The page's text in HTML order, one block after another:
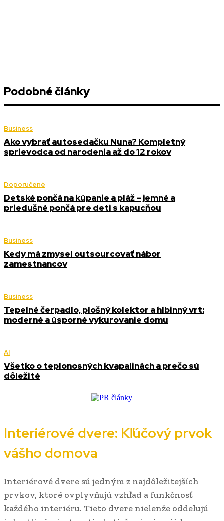
Podobné články
Business
Ako vybrať autosedačku Nuna? Kompletný
sprievodca od narodenia až do 12 rokov
Doporučené
Detské pončá na kúpanie a pláž – jemné a
priedušné pončá pre deti s kapucňou
Business
Kedy má zmysel outsourcovať nábor
zamestnancov
Business
Tepelné čerpadlo, plošný kolektor a hlbinný vrt:
moderné a úsporné vykurovanie domu
AI
Všetko o teplonosných kvapalinách a prečo sú
dôležité
Interiérové dvere: Kľúčový prvok
vášho domova
Interiérové dvere sú jedným z najdôležitejších
prvkov, ktoré ovplyvňujú vzhľad a funkčnosť
každého interiéru. Tieto dvere nielenže oddelujú